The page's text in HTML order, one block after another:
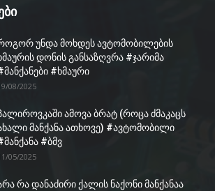
უნდა მოხდეს ავტომობილების
დონის განსაზღვრა #ჯარიმა
#ხმაური
08/2025
ამოვა ბრატ (როცა ძმაკაცს
მანქანა ათხოვე) #ავტომობილი
#ბმვ
05/2025
რა დანაძირი ქალის ნაქონი მანქანაა